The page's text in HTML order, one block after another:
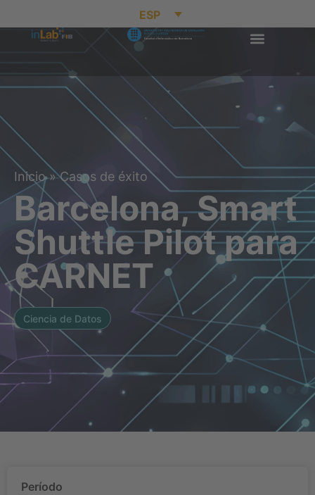
ESP
Inicio»Casos de éxito
Barcelona, Smart
Shuttle Pilot para
CARNET
Ciencia de Datos
Período